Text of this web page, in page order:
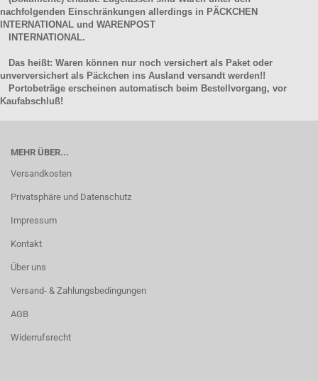
nachfolgenden Einschränkungen allerdings in PÄCKCHEN
INTERNATIONAL und WARENPOST
INTERNATIONAL.
Das heißt: Waren können nur noch versichert als Paket oder
unverversichert als Päckchen ins Ausland versandt werden!!
Portobeträge erscheinen automatisch beim Bestellvorgang, vor
Kaufabschluß!
MEHR ÜBER...
Versandkosten
Privatsphäre und Datenschutz
Impressum
Kontakt
Über uns
Versand- & Zahlungsbedingungen
AGB
Widerrufsrecht